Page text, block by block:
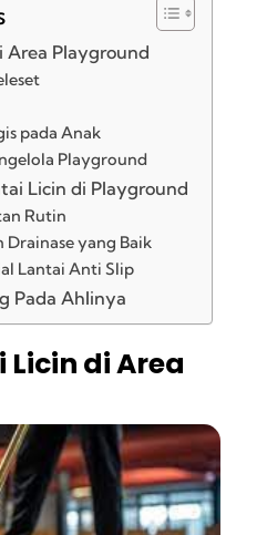
Area Playground
pada Anak
Playground
Licin di Playground
Rutin
Drainase yang Baik
Lantai Anti Slip
Pada Ahlinya
di Area